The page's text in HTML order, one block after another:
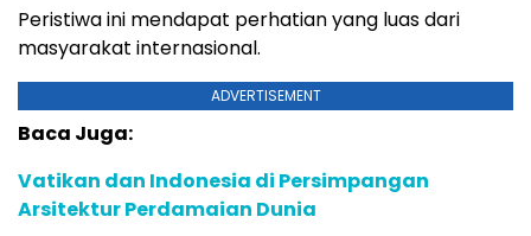
Peristiwa ini mendapat perhatian yang luas dari
masyarakat internasional.
ADVERTISEMENT
Baca Juga:
Vatikan dan Indonesia di Persimpangan
Arsitektur Perdamaian Dunia